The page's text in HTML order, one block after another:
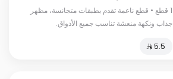
1 قطع • قطع ناعمة تقدم بطبقات متجانسة، مظهر
جذاب ونكهة منعشة تناسب جميع الأذواق.